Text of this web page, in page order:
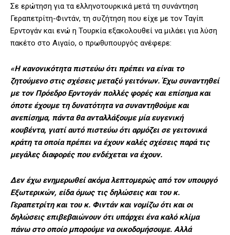
Σε ερώτηση για τα ελληνοτουρκικά μετά τη συνάντηση
Γεραπετρίτη-Φιντάν, τη συζήτηση που είχε με τον Ταγίπ
Ερντογάν και ενώ η Τουρκία εξακολουθεί να μιλάει για λύση
πακέτο στο Αιγαίο, ο πρωθυπουργός ανέφερε:
«Η κανονικότητα πιστεύω ότι πρέπει να είναι το
ζητούμενο στις σχέσεις μεταξύ γειτόνων. Έχω συναντηθεί
με τον Πρόεδρο Ερντογάν πολλές φορές και επίσημα και
όποτε έχουμε τη δυνατότητα να συναντηθούμε και
ανεπίσημα, πάντα θα ανταλλάξουμε μία ευγενική
κουβέντα, γιατί αυτό πιστεύω ότι αρμόζει σε γειτονικά
κράτη τα οποία πρέπει να έχουν καλές σχέσεις παρά τις
μεγάλες διαφορές που ενδέχεται να έχουν.
Δεν έχω ενημερωθεί ακόμα λεπτομερώς από τον υπουργό
Εξωτερικών, είδα όμως τις δηλώσεις και του κ.
Γεραπετρίτη και του κ. Φιντάν και νομίζω ότι και οι
δηλώσεις επιβεβαιώνουν ότι υπάρχει ένα καλό κλίμα
πάνω στο οποίο μπορούμε να οικοδομήσουμε. Αλλά